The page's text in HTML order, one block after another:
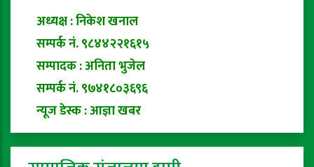
अध्यक्ष : निकेश खनाल
सम्पर्क नं. ९८४४२२१६१५
सम्पादक : अनिता भुजेल
सम्पर्क नं. ९७४१८०३६९६
न्यूज डेस्क : आज्ञा खबर